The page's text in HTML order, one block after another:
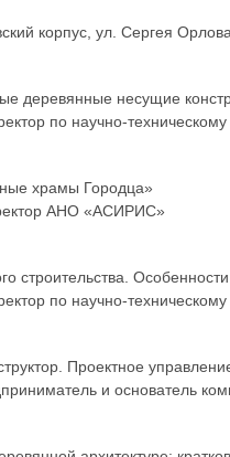
корпус, ул. Сергея
деревянные несущие
по научно-
храмы Городца»
АНО «АСИРИС»
строительства.
по научно-
Проектное
и основатель